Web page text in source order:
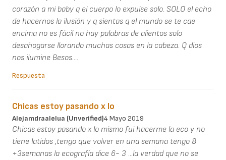
corazón a mi baby q el cuerpo lo expulse solo. SOLO el echo
de hacernos la ilusión y q sientas q el mundo se te cae
encima no es fácil no hay palabras de alientos solo
desahogarse llorando muchas cosas en la cabeza. Q dios
nos ilumine Besos....
Respuesta
Chicas estoy pasando x lo
Alejamdraalelua (unverified)4 Mayo 2019
Chicas estoy pasando x lo mismo fui hacerme la eco y no
tiene latidos ,tengo que volver en una semana tengo 8
+3semanas la ecografía dice 6- 3 ...la verdad que no se